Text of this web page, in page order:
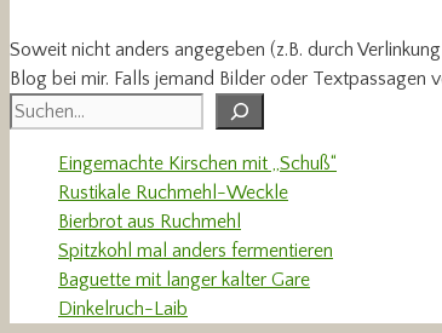
Soweit nicht anders angegeben (z.B. durch
Blog bei mir. Falls jemand Bilder oder
Suchen
Eingemachte Kirschen mit „Schuß“
Rustikale Ruchmehl-Weckle
Bierbrot aus Ruchmehl
Spitzkohl mal anders fermentieren
Baguette mit langer kalter Gare
Dinkelruch-Laib